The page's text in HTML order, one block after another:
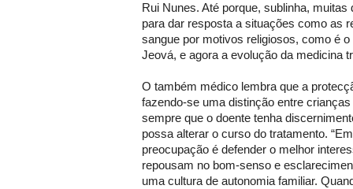
Rui Nunes. Até porque, sublinha,
para dar resposta a situações como as
sangue por motivos religiosos, como é
Jeová, e agora a evolução da medicina
O também médico lembra que a
fazendo-se uma distinção entre
sempre que o doente tenha
possa alterar o curso do tratamento.
preocupação é defender o melhor
repousam no bom-senso e
uma cultura de autonomia familiar.